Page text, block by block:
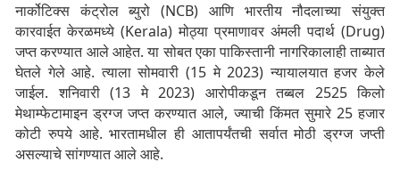
नार्कोटिक्स कंट्रोल ब्युरो (NCB) आणि भारतीय नौदलाच्या संयुक्त
कारवाईत केरळमध्ये (Kerala) मोठ्या प्रमाणावर अंमली पदार्थ (Drug)
जप्त करण्यात आले आहेत. या सोबत एका पाकिस्तानी नागरिकालाही ताब्यात
घेतले गेले आहे. त्याला सोमवारी (15 मे 2023) न्यायालयात हजर केले
जाईल. शनिवारी (13 मे 2023) आरोपीकडून तब्बल 2525 किलो
मेथाम्फेटामाइन ड्रग्ज जप्त करण्यात आले, ज्याची किंमत सुमारे 25 हजार
कोटी रुपये आहे. भारतामधील ही आतापर्यंतची सर्वात मोठी ड्रग्ज जप्ती
असल्याचे सांगण्यात आले आहे.